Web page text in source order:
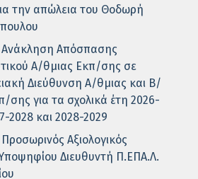
την απώλεια του Θοδωρή
Ανάκληση Απόσπασης
Α/θμιας Εκπ/σης σε
Διεύθυνση Α/θμιας και Β/
σης για τα σχολικά έτη 2026-
2028 και 2028-2029
Αξιολογικός
Διευθυντή Π.ΕΠΑ.Λ.